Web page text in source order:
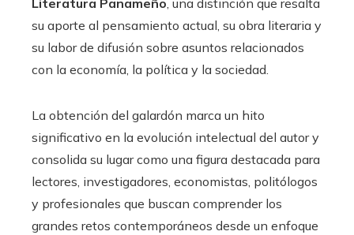
Literatura Panameño, una distinción que resalta
su aporte al pensamiento actual, su obra literaria y
su labor de difusión sobre asuntos relacionados
con la economía, la política y la sociedad.
La obtención del galardón marca un hito
significativo en la evolución intelectual del autor y
consolida su lugar como una figura destacada para
lectores, investigadores, economistas, politólogos
y profesionales que buscan comprender los
grandes retos contemporáneos desde un enfoque